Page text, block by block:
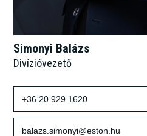
Simonyi Balázs
Divízióvezető
+36 20 929 1620
balazs.simonyi@eston.hu